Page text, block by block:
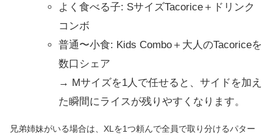
よく食べる子: SサイズTacorice＋ドリンク
コンボ
普通〜小食: Kids Combo＋大人のTacoriceを
数口シェア
→ Mサイズを1人で任せると、サイドを加え
た瞬間にライスが残りやすくなります。
兄弟姉妹がいる場合は、XLを1つ頼んで全員で取り分けるパター